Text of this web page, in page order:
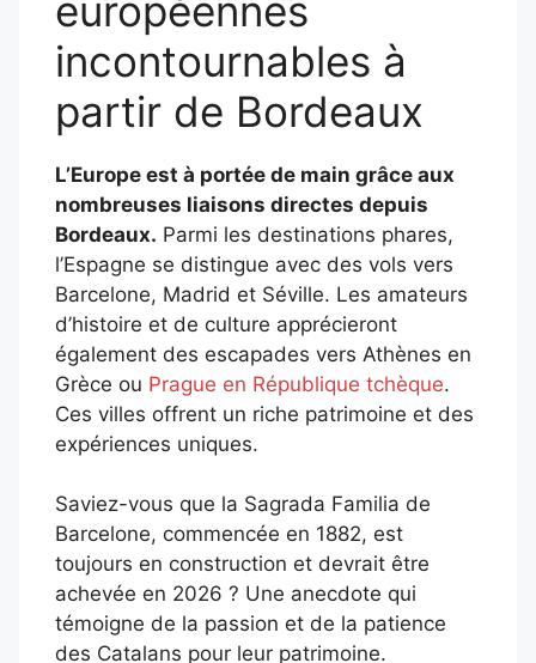
européennes
incontournables à
partir de Bordeaux
L’Europe est à portée de main grâce aux
nombreuses liaisons directes depuis
Bordeaux. Parmi les destinations phares,
l’Espagne se distingue avec des vols vers
Barcelone, Madrid et Séville. Les amateurs
d’histoire et de culture apprécieront
également des escapades vers Athènes en
Grèce ou Prague en République tchèque.
Ces villes offrent un riche patrimoine et des
expériences uniques.
Saviez-vous que la Sagrada Familia de
Barcelone, commencée en 1882, est
toujours en construction et devrait être
achevée en 2026 ? Une anecdote qui
témoigne de la passion et de la patience
des Catalans pour leur patrimoine.